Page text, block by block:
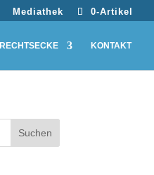
Mediathek 0-Artikel
RECHTSECKE KONTAKT